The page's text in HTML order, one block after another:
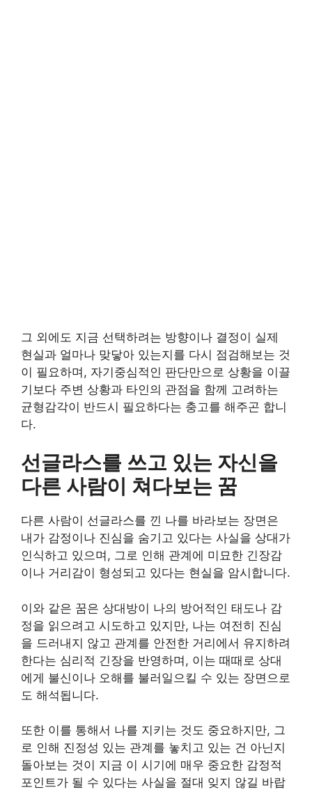
그 외에도 지금 선택하려는 방향이나 결정이 실제
현실과 얼마나 맞닿아 있는지를 다시 점검해보는 것
이 필요하며, 자기중심적인 판단만으로 상황을 이끌
기보다 주변 상황과 타인의 관점을 함께 고려하는
균형감각이 반드시 필요하다는 충고를 해주곤 합니
다.
선글라스를 쓰고 있는 자신을
다른 사람이 쳐다보는 꿈
다른 사람이 선글라스를 낀 나를 바라보는 장면은
내가 감정이나 진심을 숨기고 있다는 사실을 상대가
인식하고 있으며, 그로 인해 관계에 미묘한 긴장감
이나 거리감이 형성되고 있다는 현실을 암시합니다.
이와 같은 꿈은 상대방이 나의 방어적인 태도나 감
정을 읽으려고 시도하고 있지만, 나는 여전히 진심
을 드러내지 않고 관계를 안전한 거리에서 유지하려
한다는 심리적 긴장을 반영하며, 이는 때때로 상대
에게 불신이나 오해를 불러일으킬 수 있는 장면으로
도 해석됩니다.
또한 이를 통해서 나를 지키는 것도 중요하지만, 그
로 인해 진정성 있는 관계를 놓치고 있는 건 아닌지
돌아보는 것이 지금 이 시기에 매우 중요한 감정적
포인트가 될 수 있다는 사실을 절대 잊지 않길 바랍